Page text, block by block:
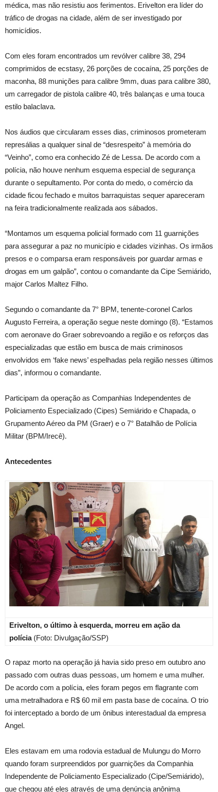
médica, mas não resistiu aos ferimentos. Erivelton era líder do
tráfico de drogas na cidade, além de ser investigado por
homicídios.
Com eles foram encontrados um revólver calibre 38, 294
comprimidos de ecstasy, 26 porções de cocaína, 25 porções de
maconha, 88 munições para calibre 9mm, duas para calibre 380,
um carregador de pistola calibre 40, três balanças e uma touca
estilo balaclava.
Nos áudios que circularam esses dias, criminosos prometeram
represálias a qualquer sinal de “desrespeito” à memória do
“Veinho”, como era conhecido Zé de Lessa. De acordo com a
polícia, não houve nenhum esquema especial de segurança
durante o sepultamento. Por conta do medo, o comércio da
cidade ficou fechado e muitos barraquistas sequer apareceram
na feira tradicionalmente realizada aos sábados.
“Montamos um esquema policial formado com 11 guarnições
para assegurar a paz no município e cidades vizinhas. Os irmãos
presos e o comparsa eram responsáveis por guardar armas e
drogas em um galpão”, contou o comandante da Cipe Semiárido,
major Carlos Maltez Filho.
Segundo o comandante da 7° BPM, tenente-coronel Carlos
Augusto Ferreira, a operação segue neste domingo (8). “Estamos
com aeronave do Graer sobrevoando a região e os reforços das
especializadas que estão em busca de mais criminosos
envolvidos em ‘fake news’ espelhadas pela região nesses últimos
dias”, informou o comandante.
Participam da operação as Companhias Independentes de
Policiamento Especializado (Cipes) Semiárido e Chapada, o
Grupamento Aéreo da PM (Graer) e o 7° Batalhão de Polícia
Militar (BPM/Irecê).
Antecedentes
Erivelton, o último à esquerda, morreu em ação da
polícia(Foto: Divulgação/SSP)
O rapaz morto na operação já havia sido preso em outubro ano
passado com outras duas pessoas, um homem e uma mulher.
De acordo com a polícia, eles foram pegos em flagrante com
uma metralhadora e R$ 60 mil em pasta base de cocaína. O trio
foi interceptado a bordo de um ônibus interestadual da empresa
Angel.
Eles estavam em uma rodovia estadual de Mulungu do Morro
quando foram surpreendidos por guarnições da Companhia
Independente de Policiamento Especializado (Cipe/Semiárido),
que chegou até eles através de uma denúncia anônima